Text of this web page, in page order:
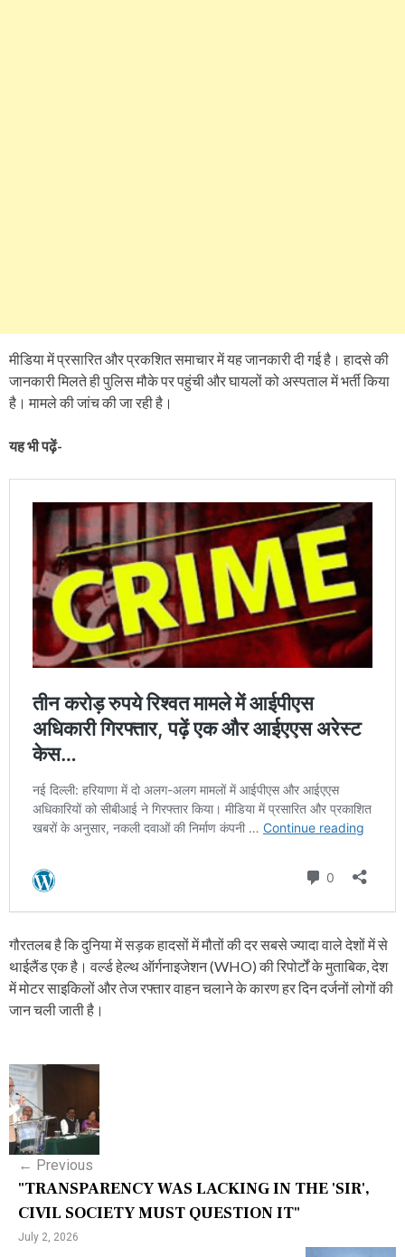
मीडिया में प्रसारित और प्रकशित समाचार में यह जानकारी दी गई है। हादसे की
जानकारी मिलते ही पुलिस मौके पर पहुंची और घायलों को अस्पताल में भर्ती किया
है। मामले की जांच की जा रही है।
यह भी पढ़ें-
गौरतलब है कि दुनिया में सड़क हादसों में मौतों की दर सबसे ज्यादा वाले देशों में से
थाईलैंड एक है। वर्ल्ड हेल्थ ऑर्गनाइजेशन (WHO) की रिपोर्टों के मुताबिक, देश
में मोटर साइकिलों और तेज रफ्तार वाहन चलाने के कारण हर दिन दर्जनों लोगों की
जान चली जाती है।
P
o
s
n
a
← Previous
"TRANSPARENCY WAS LACKING IN THE 'SIR',
CIVIL SOCIETY MUST QUESTION IT"
July 2, 2026